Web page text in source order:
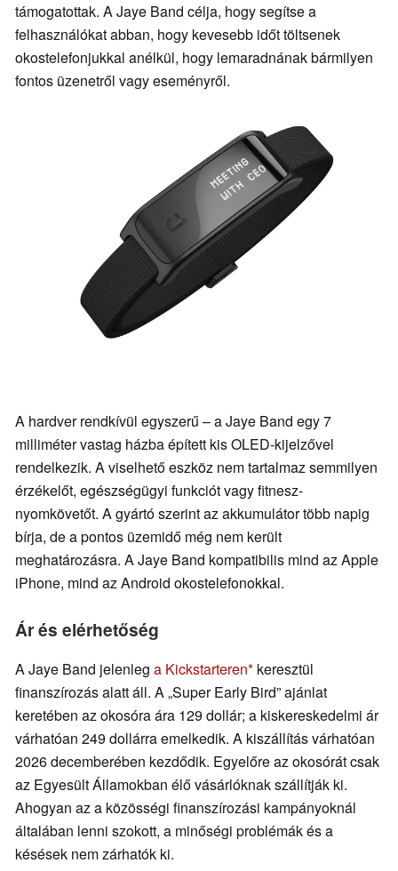
támogatottak. A Jaye Band célja, hogy segítse a
felhasználókat abban, hogy kevesebb időt töltsenek
okostelefonjukkal anélkül, hogy lemaradnának bármilyen
fontos üzenetről vagy eseményről.
A hardver rendkívül egyszerű – a Jaye Band egy 7
milliméter vastag házba épített kis OLED-kijelzővel
rendelkezik. A viselhető eszköz nem tartalmaz semmilyen
érzékelőt, egészségügyi funkciót vagy fitnesz-
nyomkövetőt. A gyártó szerint az akkumulátor több napig
bírja, de a pontos üzemidő még nem került
meghatározásra. A Jaye Band kompatibilis mind az Apple
iPhone, mind az Android okostelefonokkal.
Ár és elérhetőség
A Jaye Band jelenleg a Kickstarteren keresztül
finanszírozás alatt áll. A „Super Early Bird” ajánlat
keretében az okosóra ára 129 dollár; a kiskereskedelmi ár
várhatóan 249 dollárra emelkedik. A kiszállítás várhatóan
2026 decemberében kezdődik. Egyelőre az okosórát csak
az Egyesült Államokban élő vásárlóknak szállítják ki.
Ahogyan az a közösségi finanszírozási kampányoknál
általában lenni szokott, a minőségi problémák és a
késések nem zárhatók ki.